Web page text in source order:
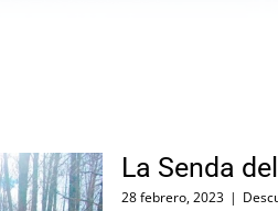
La Senda
28 febrero, 2023 |